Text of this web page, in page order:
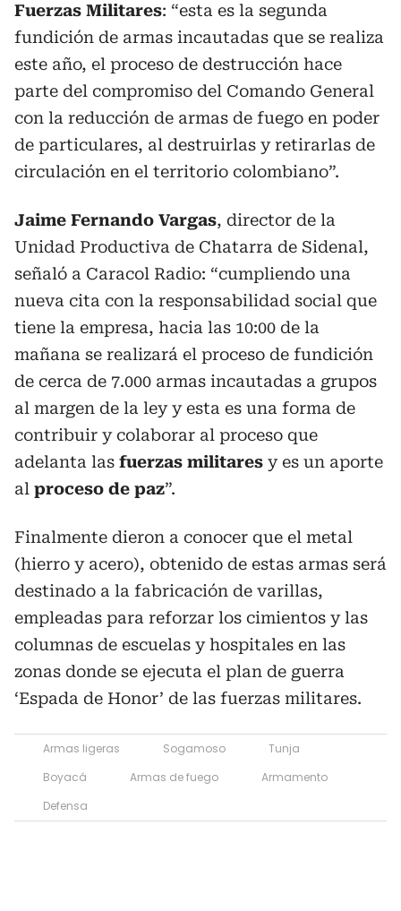
Fuerzas Militares: “esta es la segunda
fundición de armas incautadas que se realiza
este año, el proceso de destrucción hace
parte del compromiso del Comando General
con la reducción de armas de fuego en poder
de particulares, al destruirlas y retirarlas de
circulación en el territorio colombiano”.
Jaime Fernando Vargas, director de la
Unidad Productiva de Chatarra de Sidenal,
señaló a Caracol Radio: “cumpliendo una
nueva cita con la responsabilidad social que
tiene la empresa, hacia las 10:00 de la
mañana se realizará el proceso de fundición
de cerca de 7.000 armas incautadas a grupos
al margen de la ley y esta es una forma de
contribuir y colaborar al proceso que
adelanta las fuerzas militares y es un aporte
al proceso de paz”.
Finalmente dieron a conocer que el metal
(hierro y acero), obtenido de estas armas será
destinado a la fabricación de varillas,
empleadas para reforzar los cimientos y las
columnas de escuelas y hospitales en las
zonas donde se ejecuta el plan de guerra
‘Espada de Honor’ de las fuerzas militares.
Armas ligeras Sogamoso
Tunja
Boyacá
Armas de fuego
Armamento
Defensa